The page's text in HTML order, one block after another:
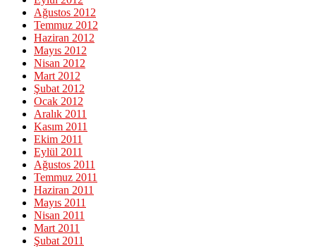
Ağustos 2012
Temmuz 2012
Haziran 2012
Mayıs 2012
Nisan 2012
Mart 2012
Şubat 2012
Ocak 2012
Aralık 2011
Kasım 2011
Ekim 2011
Eylül 2011
Ağustos 2011
Temmuz 2011
Haziran 2011
Mayıs 2011
Nisan 2011
Mart 2011
Şubat 2011